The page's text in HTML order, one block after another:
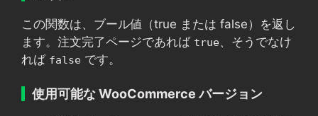
この関数は、ブール値（true または false）を返し
ます。注文完了ページであれば true、そうでなけ
れば false です。
使用可能な WooCommerce バージョン